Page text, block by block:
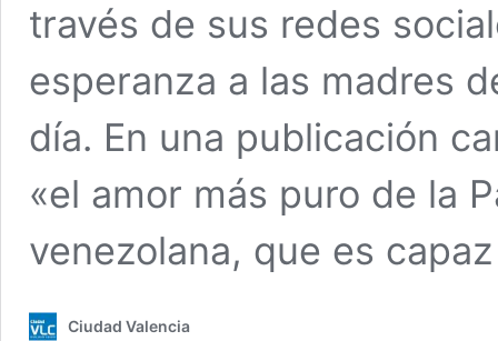
través de sus redes
esperanza a las madres
día. En una publicación
«el amor más puro de la
venezolana, que es
Ciudad Valencia